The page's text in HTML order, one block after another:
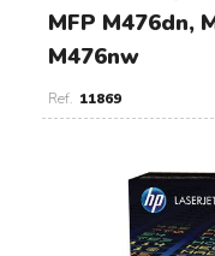
MFP M476dn,
M476nw
11869